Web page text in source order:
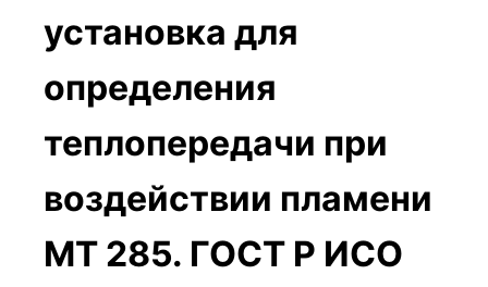
установка для
определения
теплопередачи при
воздействии пламени
МТ 285. ГОСТ Р ИСО